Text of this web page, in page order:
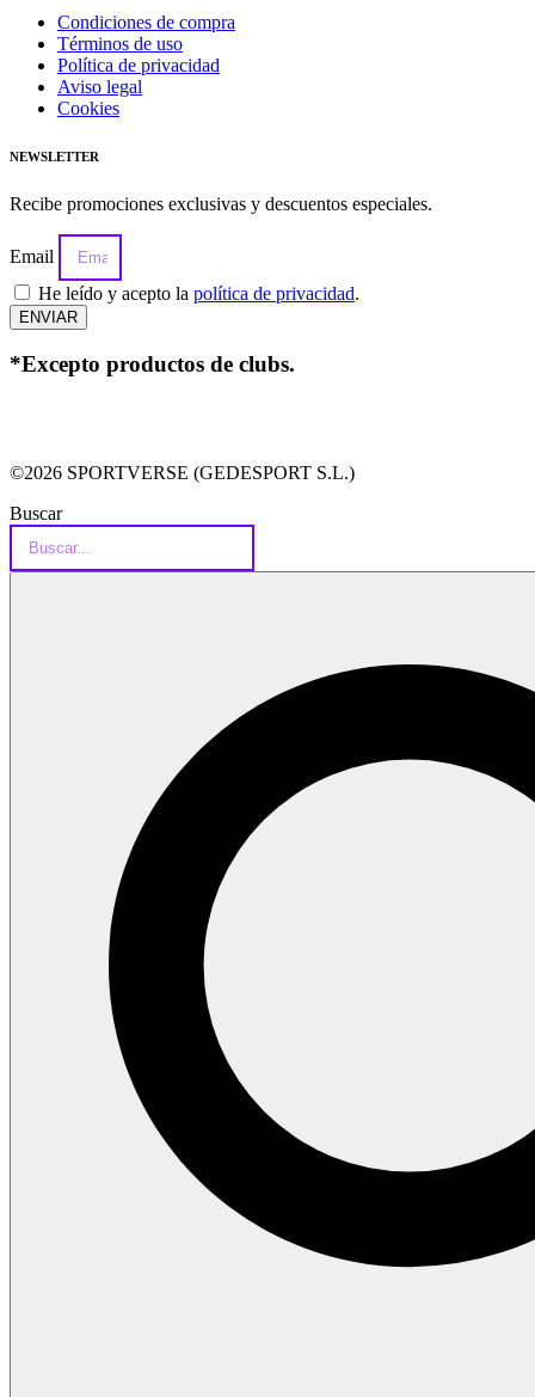
Condiciones de compra
Términos de uso
Política de privacidad
Aviso legal
Cookies
NEWSLETTER
Recibe promociones exclusivas y descuentos especiales.
Email
He leído y acepto la política de privacidad.
ENVIAR
*Excepto productos de clubs.
©2026 SPORTVERSE (GEDESPORT S.L.)
Buscar